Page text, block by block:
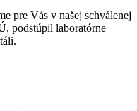
pre Vás v našej schválenej
podstúpil laboratórne